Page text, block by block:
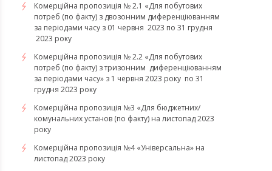
Комерційна пропозиція № 2.1 «Для побутових
потреб (по факту) з двозонним диференціюванням
за періодами часу з 01 червня 2023 по 31 грудня
2023 року
Комерційна пропозиція № 2.2 «Для побутових
потреб (по факту) з тризонним диференціюванням
за періодами часу» з 1 червня 2023 року по 31
грудня 2023 року
Комерційна пропозиція №3 «Для бюджетних/
комунальних установ (по факту) на листопад 2023
року
Комерційна пропозиція №4 «Універсальна» на
листопад 2023 року